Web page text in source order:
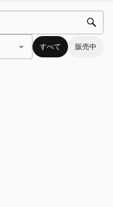
すべて 販売中